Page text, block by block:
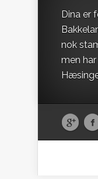
Dina er
nok
men